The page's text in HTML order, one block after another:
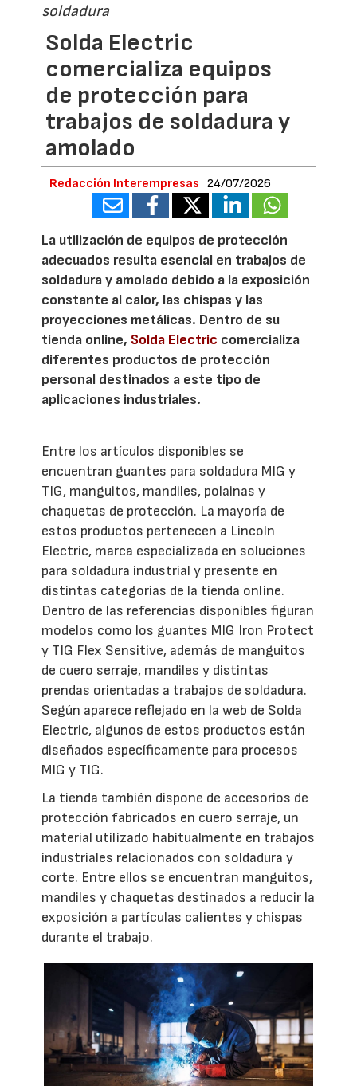
soldadura
Solda Electric
comercializa equipos
de protección para
trabajos de soldadura y
amolado
Redacción Interempresas 24/07/2026
La utilización de equipos de protección
adecuados resulta esencial en trabajos de
soldadura y amolado debido a la exposición
constante al calor, las chispas y las
proyecciones metálicas. Dentro de su
tienda online, Solda Electric comercializa
diferentes productos de protección
personal destinados a este tipo de
aplicaciones industriales.
Entre los artículos disponibles se
encuentran guantes para soldadura MIG y
TIG, manguitos, mandiles, polainas y
chaquetas de protección. La mayoría de
estos productos pertenecen a Lincoln
Electric, marca especializada en soluciones
para soldadura industrial y presente en
distintas categorías de la tienda online.
Dentro de las referencias disponibles figuran
modelos como los guantes MIG Iron Protect
y TIG Flex Sensitive, además de manguitos
de cuero serraje, mandiles y distintas
prendas orientadas a trabajos de soldadura.
Según aparece reflejado en la web de Solda
Electric, algunos de estos productos están
diseñados específicamente para procesos
MIG y TIG.
La tienda también dispone de accesorios de
protección fabricados en cuero serraje, un
material utilizado habitualmente en trabajos
industriales relacionados con soldadura y
corte. Entre ellos se encuentran manguitos,
mandiles y chaquetas destinados a reducir la
exposición a partículas calientes y chispas
durante el trabajo.